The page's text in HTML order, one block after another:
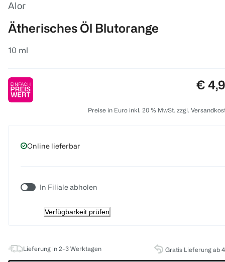
Alor
Ätherisches Öl Blutorange
10 ml
€
Preise in Euro inkl. 20 % MwSt. zzgl.
Online lieferbar
In Filiale abholen
Verfügbarkeit prüfen
Lieferung in 2-3 Werktagen Gratis Lieferung ab